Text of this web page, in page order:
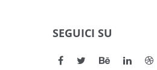
SEGUICI SU